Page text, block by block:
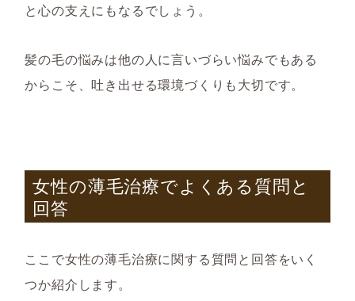
と心の支えにもなるでしょう。
髪の毛の悩みは他の人に言いづらい悩みでもある
からこそ、吐き出せる環境づくりも大切です。
女性の薄毛治療でよくある質問と
回答
ここで女性の薄毛治療に関する質問と回答をいく
つか紹介します。